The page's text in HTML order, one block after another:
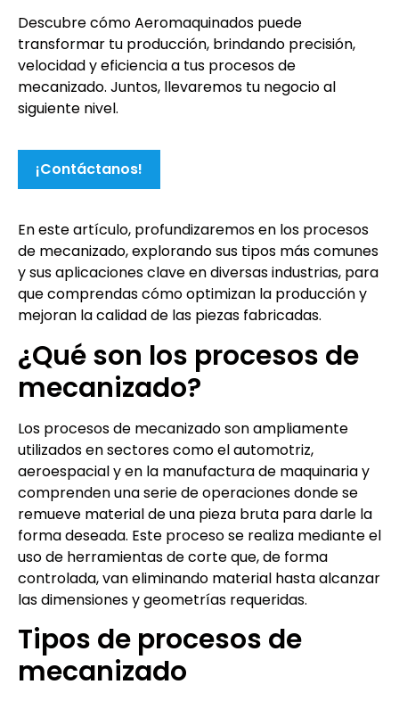
Descubre cómo Aeromaquinados puede
transformar tu producción, brindando precisión,
velocidad y eficiencia a tus procesos de
mecanizado. Juntos, llevaremos tu negocio al
siguiente nivel.
¡Contáctanos!
En este artículo, profundizaremos en los procesos
de mecanizado, explorando sus tipos más comunes
y sus aplicaciones clave en diversas industrias, para
que comprendas cómo optimizan la producción y
mejoran la calidad de las piezas fabricadas.
¿Qué son los procesos de
mecanizado?
Los procesos de mecanizado son ampliamente
utilizados en sectores como el automotriz,
aeroespacial y en la manufactura de maquinaria y
comprenden una serie de operaciones donde se
remueve material de una pieza bruta para darle la
forma deseada. Este proceso se realiza mediante el
uso de herramientas de corte que, de forma
controlada, van eliminando material hasta alcanzar
las dimensiones y geometrías requeridas.
Tipos de procesos de
mecanizado